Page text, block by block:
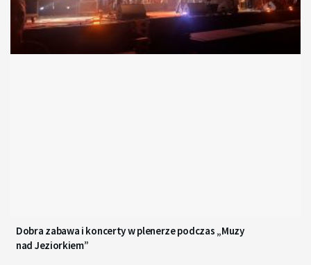
Dobra zabawa i koncerty w plenerze podczas „Muzy
nad Jeziorkiem”